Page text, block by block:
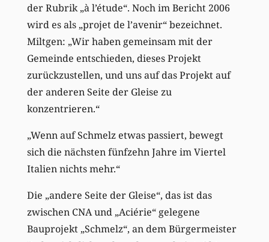
der Rubrik „à l’étude“. Noch im Bericht 2006
wird es als „projet de l’avenir“ bezeichnet.
Miltgen: „Wir haben gemeinsam mit der
Gemeinde entschieden, dieses Projekt
zurückzustellen, und uns auf das Projekt auf
der anderen Seite der Gleise zu
konzentrieren.“
„Wenn auf Schmelz etwas passiert, bewegt
sich die nächsten fünfzehn Jahre im Viertel
Italien nichts mehr.“
Die „andere Seite der Gleise“, das ist das
zwischen CNA und „Aciérie“ gelegene
Bauprojekt „Schmelz“, an dem Bürgermeister